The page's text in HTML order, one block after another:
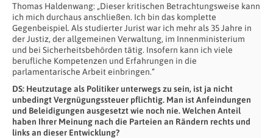
Thomas Haldenwang: „Dieser kritischen Betrachtungsweise kann
ich mich durchaus anschließen. Ich bin das komplette
Gegenbeispiel. Als studierter Jurist war ich mehr als 35 Jahre in
der Justiz, der allgemeinen Verwaltung, im Innenministerium
und bei Sicherheitsbehörden tätig. Insofern kann ich viele
berufliche Kompetenzen und Erfahrungen in die
parlamentarische Arbeit einbringen.“
DS: Heutzutage als Politiker unterwegs zu sein, ist ja nicht
unbedingt Vergnügungssteuer pflichtig. Man ist Anfeindungen
und Beleidigungen ausgesetzt wie noch nie. Welchen Anteil
haben Ihrer Meinung nach die Parteien an Rändern rechts und
links an dieser Entwicklung?